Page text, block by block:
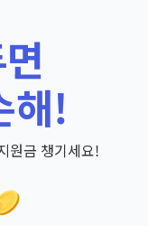
해!
원금 챙기세요!